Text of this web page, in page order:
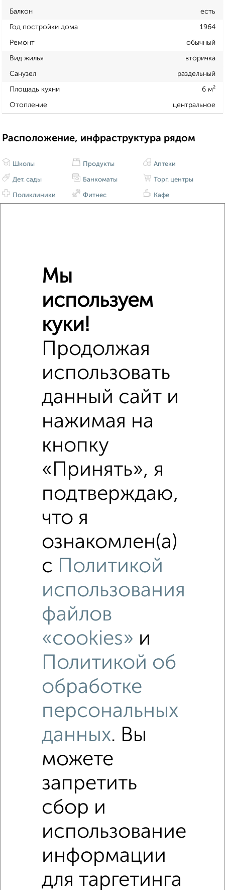
Балкон есть
Год постройки дома 1964
Ремонт обычный
Вид жилья вторичка
Санузел раздельный
Площадь кухни 6 м²
Отопление центральное
Расположение, инфраструктура рядом
Школы
Дет. сады
Поликлиники
Продукты
Банкоматы
Фитнес
Аптеки
Торг. центры
Кафе
Сравнение средних цен
2‑комнатные квартиры с похожей площадью ±10%
4 720 000
Это предложение
Средняя цена по городу
2‑комнатные квартиры недалеко от проспект Ленина 44
Рядом, с меньшей ценой
Недалеко от проспект Ленина 44 с ценой ниже
2-к квартиры
Мы
используем
куки!
Продолжая
использовать
данный сайт и
нажимая на
кнопку
«Принять», я
подтверждаю,
что я
ознакомлен(а)
с
Политикой
использования
файлов
«cookies» и
Политикой об
обработке
персональных
данных. Вы
можете
запретить
сбор и
использование
информации
для таргетинга